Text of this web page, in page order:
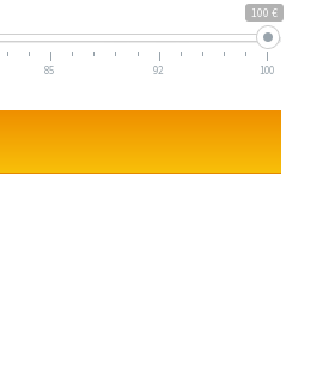
100 €
85 92 100